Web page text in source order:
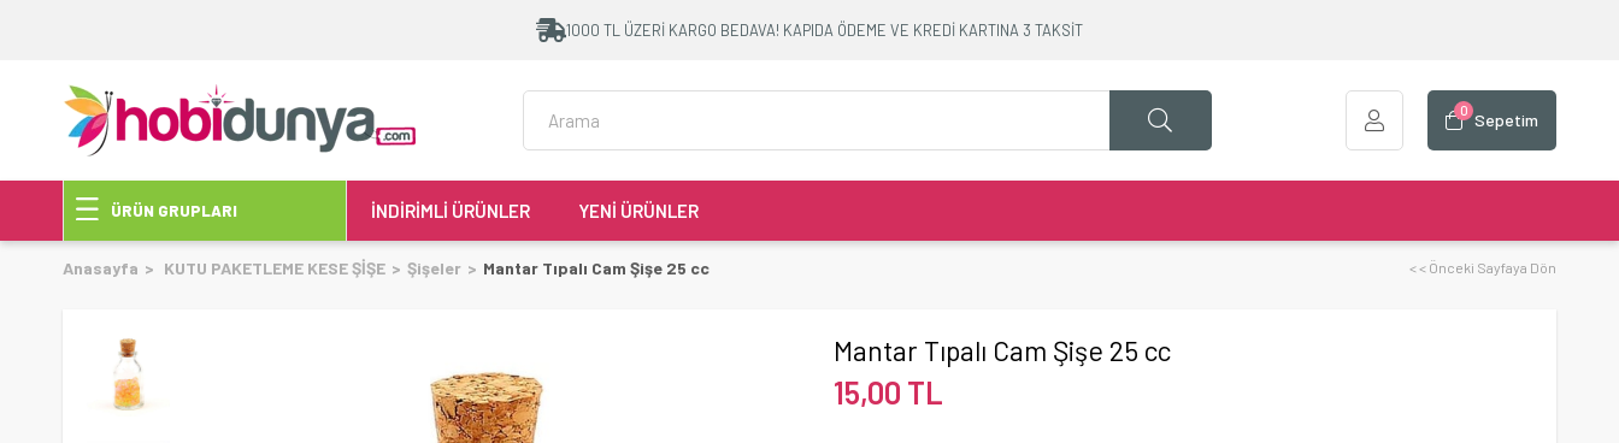
1000 TL ÜZERİ KARGO BEDAVA! KAPIDA ÖDEME VE KREDİ KARTINA 3 TAKSİT
Sepetim
0
ÜRÜN GRUPLARI İNDİRİMLİ ÜRÜNLER YENİ ÜRÜNLER
Anasayfa KUTU PAKETLEME KESE ŞİŞE Şişeler Mantar Tıpalı Cam Şişe 25 cc < < Önceki Sayfaya Dön
Mantar Tıpalı Cam Şişe 25 cc
15,00 TL